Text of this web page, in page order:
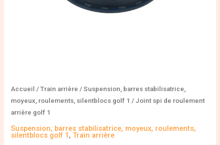
Accueil /Train arrière /Suspension, barres stabilisatrice,
moyeux, roulements, silentblocs golf 1 / Joint spi de roulement
arrière golf 1
Suspension, barres stabilisatrice, moyeux, roulements,
silentblocs golf 1,Train arrière